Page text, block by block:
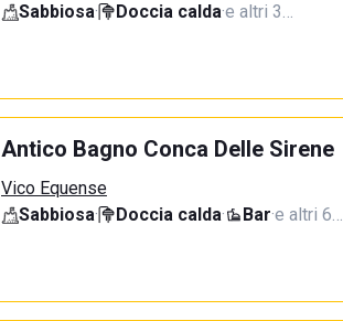
Sabbiosa· Doccia calda·e altri 3…
Antico Bagno Conca Delle Sirene
Vico Equense
Sabbiosa· Doccia calda· Bar·e altri 6…